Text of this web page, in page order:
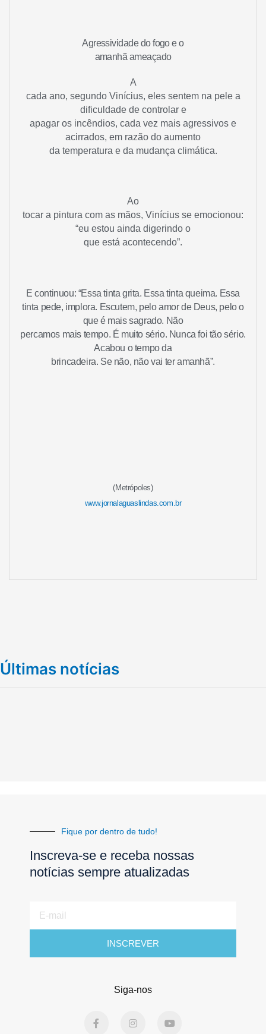
Agressividade do fogo e o
amanhã ameaçado
A
cada ano, segundo Vinícius, eles sentem na pele a
dificuldade de controlar e
apagar os incêndios, cada vez mais agressivos e
acirrados, em razão do aumento
da temperatura e da mudança climática.
Ao
tocar a pintura com as mãos, Vinícius se emocionou:
“eu estou ainda digerindo o
que está acontecendo”.
E continuou: “Essa tinta grita. Essa tinta queima. Essa
tinta pede, implora. Escutem, pelo amor de Deus, pelo o
que é mais sagrado. Não
percamos mais tempo. É muito sério. Nunca foi tão sério.
Acabou o tempo da
brincadeira. Se não, não vai ter amanhã”.
(Metrópoles)
www.jornalaguaslindas.com.br
Últimas notícias
Fique por dentro de tudo!
Inscreva-se e receba nossas
notícias sempre atualizadas
mail
INSCREVER
Siga-nos
a
n
o